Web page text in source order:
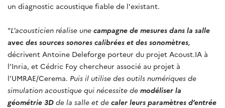
un diagnostic acoustique fiable de l'existant.
"L’acousticien réalise une campagne de mesures dans la salle
avec des sources sonores calibrées et des sonomètres,
décrivent Antoine Deleforge porteur du projet Acoust.IA à
l’Inria, et Cédric Foy chercheur associé au projet à
l’UMRAE/Cerema. Puis il utilise des outils numériques de
simulation acoustique qui nécessite de modéliser la
géométrie 3D de la salle et de caler leurs paramètres d’entrée